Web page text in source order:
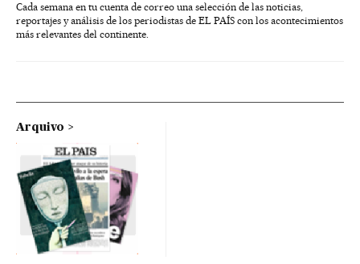
Cada semana en tu cuenta de correo una selección de las noticias,
reportajes y análisis de los periodistas de EL PAÍS con los acontecimientos
más relevantes del continente.
Arquivo